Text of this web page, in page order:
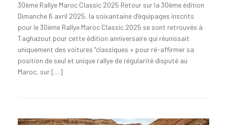
30ème Rallye Maroc Classic 2025 Retour sur la 30ème édition
Dimanche 6 avril 2025, la soixantaine d’équipages inscrits
pour le 30ème Rallye Maroc Classic 2025 se sont retrouvés à
Taghazout pour cette édition anniversaire qui réunissait
uniquement des voitures “classiques » pour ré-affirmer sa
position de seul et unique rallye de régularité disputé au
Maroc, sur […]